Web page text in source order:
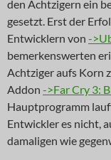
den Achtzigern ein
gesetzt. Erst der
Entwicklern von -
bemerkenswerten
Achtziger aufs Korn
Addon ->Far Cry 3:
Hauptprogramm
Entwickler es nicht,
damaligen wie